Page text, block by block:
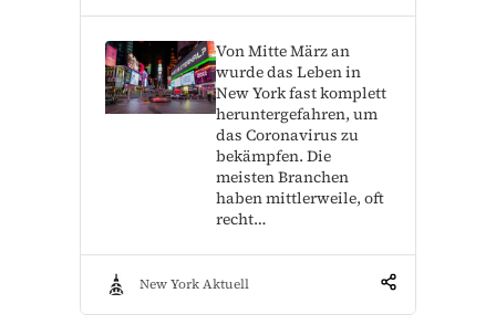
Von Mitte März an
wurde das Leben in
New York fast komplett
heruntergefahren, um
das Coronavirus zu
bekämpfen. Die
meisten Branchen
haben mittlerweile, oft
recht…
New York Aktuell